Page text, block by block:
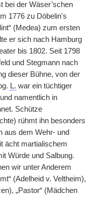
bei der Wäser’schen
1776 zu Döbelin's
(Medea) zum ersten
er sich nach Hamburg
bis 1802. Seit 1798
und Stegmann nach
dieser Bühne, von der
L. war ein tüchtiger
namentlich in
Schütze
rühmt ihn besonders
aus dem Wehr- und
ächt martialischem
Würde und Salbung.
wir unter Anderem
(Adelheid v. Veltheim),
„Pastor“ (Mädchen